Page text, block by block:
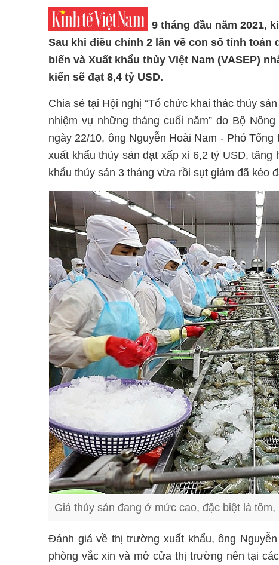
9 tháng đầu năm 2021,
Sau khi điều chỉnh 2 lần về con số tính toán
biến và Xuất khẩu thủy Việt Nam (VASEP)
kiến sẽ đạt 8,4 tỷ USD.
Chia sẻ tại Hội nghị “Tổ chức khai thác thủy
nhiệm vụ những tháng cuối năm” do Bộ
ngày 22/10, ông Nguyễn Hoài Nam - Phó
xuất khẩu thủy sản đạt xấp xỉ 6,2 tỷ USD,
khẩu thủy sản 3 tháng vừa rồi sụt giảm đã kéo
Giá thủy sản đang ở mức cao, đặc biệt là
Đánh giá về thị trường xuất khẩu, ông
phòng vắc xin và mở cửa thị trường nên tại